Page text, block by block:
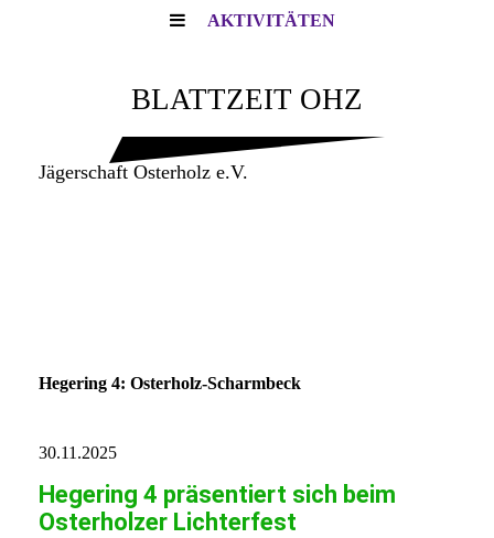
AKTIVITÄTEN
BLATTZEIT OHZ
Jägerschaft Osterholz e.V.
Hegering 4: Osterholz-Scharmbeck
30.11.2025
Hegering 4 präsentiert sich beim
Osterholzer Lichterfest